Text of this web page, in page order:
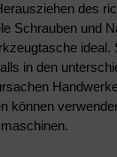
des
Schrauben und
ideal.
in den
können